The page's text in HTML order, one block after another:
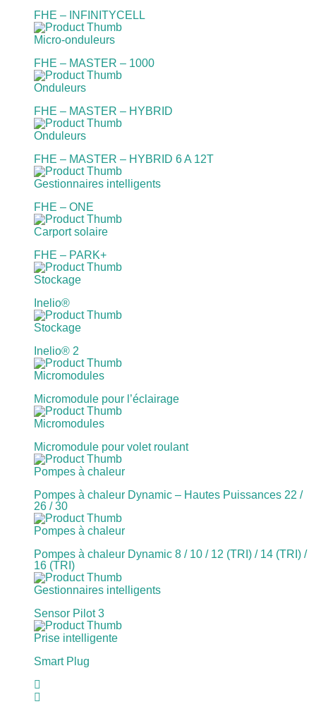
FHE – INFINITYCELL
Micro-onduleurs
FHE – MASTER – 1000
Onduleurs
FHE – MASTER – HYBRID
Onduleurs
FHE – MASTER – HYBRID 6 A 12T
Gestionnaires intelligents
FHE – ONE
Carport solaire
FHE – PARK+
Stockage
Inelio®
Stockage
Inelio® 2
Micromodules
Micromodule pour l’éclairage
Micromodules
Micromodule pour volet roulant
Pompes à chaleur
Pompes à chaleur Dynamic – Hautes Puissances 22 /
26 / 30
Pompes à chaleur
Pompes à chaleur Dynamic 8 / 10 / 12 (TRI) / 14 (TRI) /
16 (TRI)
Gestionnaires intelligents
Sensor Pilot 3
Prise intelligente
Smart Plug